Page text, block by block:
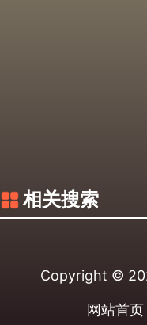
相关搜索
Copyright ©
网站首页